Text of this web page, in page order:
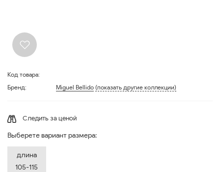
Код товара:
Бренд:
Miguel Bellido (показать другие коллекции)
Следить за ценой
Выберете вариант размера:
длина
105-115